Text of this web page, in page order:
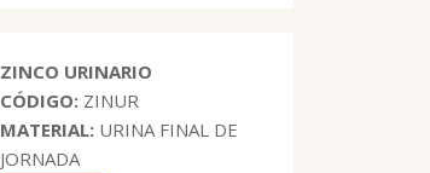
ZINCO URINARIO
CÓDIGO: ZINUR
MATERIAL: URINA FINAL DE
JORNADA